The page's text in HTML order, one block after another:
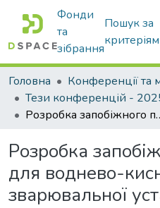
Фонди
та
зібрання
Пошук за
Головна
Тези конференцій -
Розробка запобіжного
Розробка
для воднево-
зварювальної